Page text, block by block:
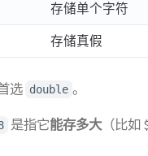
存储单个字符
存储真假
选 double 。
是指它能存多大 （比